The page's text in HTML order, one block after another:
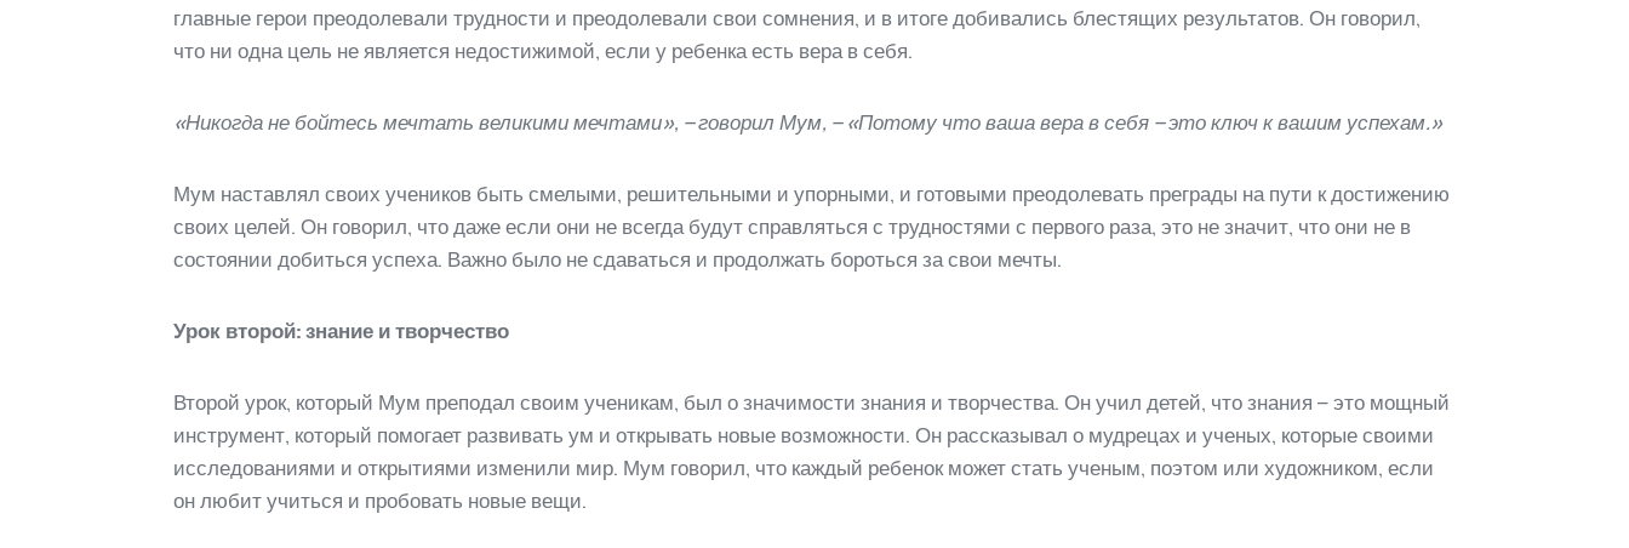
главные герои преодолевали трудности и преодолевали свои сомнения, и в итоге добивались блестящих результатов. Он говорил,
что ни одна цель не является недостижимой, если у ребенка есть вера в себя.
«Никогда не бойтесь мечтать великими мечтами», – говорил Мум, – «Потому что ваша вера в себя – это ключ к вашим успехам.»
Мум наставлял своих учеников быть смелыми, решительными и упорными, и готовыми преодолевать преграды на пути к достижению
своих целей. Он говорил, что даже если они не всегда будут справляться с трудностями с первого раза, это не значит, что они не в
состоянии добиться успеха. Важно было не сдаваться и продолжать бороться за свои мечты.
Урок второй: знание и творчество
Второй урок, который Мум преподал своим ученикам, был о значимости знания и творчества. Он учил детей, что знания – это мощный
инструмент, который помогает развивать ум и открывать новые возможности. Он рассказывал о мудрецах и ученых, которые своими
исследованиями и открытиями изменили мир. Мум говорил, что каждый ребенок может стать ученым, поэтом или художником, если
он любит учиться и пробовать новые вещи.